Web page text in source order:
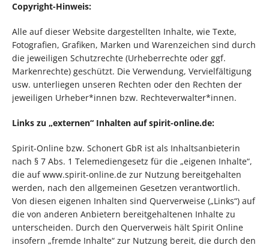
Copyright-Hinweis:
Alle auf dieser Website dargestellten Inhalte, wie Texte,
Fotografien, Grafiken, Marken und Warenzeichen sind durch
die jeweiligen Schutzrechte (Urheberrechte oder ggf.
Markenrechte) geschützt. Die Verwendung, Vervielfältigung
usw. unterliegen unseren Rechten oder den Rechten der
jeweiligen Urheber*innen bzw. Rechteverwalter*innen.
Links zu „externen“ Inhalten auf spirit-online.de:
Spirit-Online bzw. Schonert GbR ist als Inhaltsanbieterin
nach § 7 Abs. 1 Telemediengesetz für die „eigenen Inhalte“,
die auf www.spirit-online.de zur Nutzung bereitgehalten
werden, nach den allgemeinen Gesetzen verantwortlich.
Von diesen eigenen Inhalten sind Querverweise („Links“) auf
die von anderen Anbietern bereitgehaltenen Inhalte zu
unterscheiden. Durch den Querverweis hält Spirit Online
insofern „fremde Inhalte“ zur Nutzung bereit, die durch den